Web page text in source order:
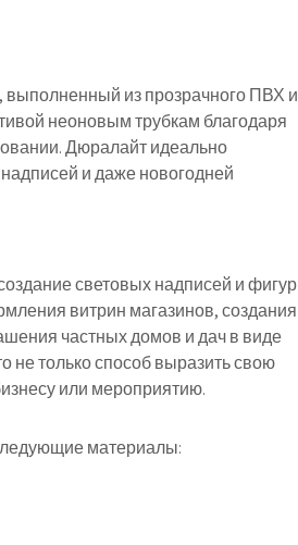
из прозрачного ПВХ и
неоновым трубкам благодаря
Дюралайт идеально
и даже новогодней
световых надписей и фигур
витрин магазинов, создания
частных домов и дач в виде
не только способ выразить свою
или мероприятию.
материалы: